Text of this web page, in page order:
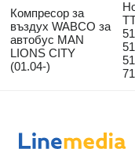
Компресор за
въздух WABCO за
автобус MAN
LIONS CITY
(01.04-)